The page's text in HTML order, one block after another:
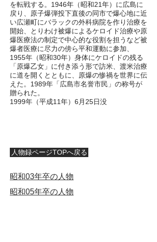
を転戦する。1946年（昭和21年）に広島に
戻り、原子爆弾投下直後の同市で爆心地に近
い広瀬町にバラックの外科病院を作り治療を
開始、とりわけ被爆によるケロイド治療や原
爆医療法の制定で中心的な役割を担うなど被
爆者医療に尽力の傍ら平和運動に参加、
1955年（昭和30年）身体にケロイドの残る
「原爆乙女」に付き添う形で訪米、渡米治療
に道を開くとともに、原爆の惨禍を世界に伝
えた。1989年「広島市名誉市民」の称号が
贈られた。
1999年（平成11年）6月25日没
人物録ページTOPへ戻る
​昭和03年卒の人物
​昭和05年卒の人物